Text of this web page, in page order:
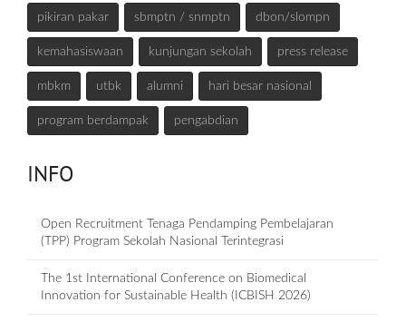
pikiran pakar sbmptn / snmptn dbon/slompn
kemahasiswaan kunjungan sekolah press release
mbkm utbk alumni hari besar nasional
program berdampak pengabdian
INFO
Open Recruitment Tenaga Pendamping Pembelajaran
(TPP) Program Sekolah Nasional Terintegrasi
The 1st International Conference on Biomedical
Innovation for Sustainable Health (ICBISH 2026)